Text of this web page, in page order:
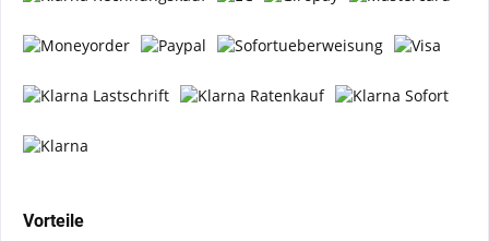
Vorteile